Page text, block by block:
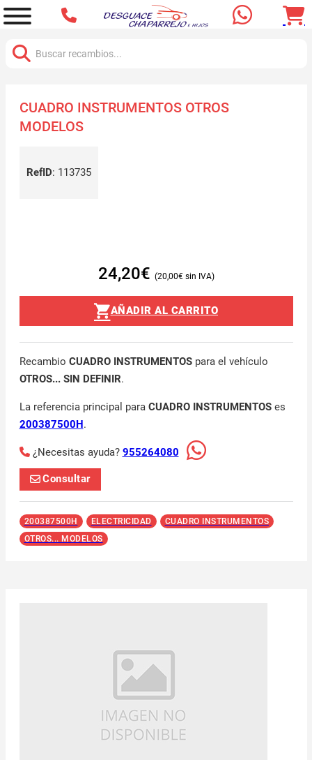
CUADRO INSTRUMENTOS OTROS
MODELOS
RefID: 113735
24,20€ 20,00€
AÑADIR AL CARRITO
Recambio CUADRO INSTRUMENTOSpara el vehículo
OTROS... SIN DEFINIR.
La referencia principal para CUADRO INSTRUMENTOSes
200387500H.
¿Necesitas ayuda? 955264080
Consultar
200387500H ELECTRICIDAD
CUADRO INSTRUMENTOS
OTROS... MODELOS